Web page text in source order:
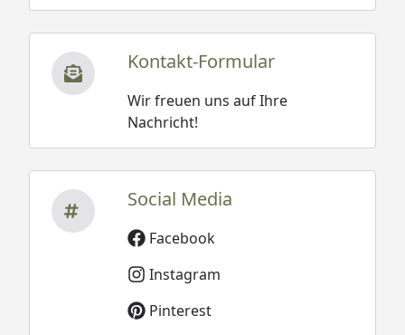
Kontakt-Formular
Wir freuen uns auf Ihre
Nachricht!
Social Media
Facebook
Instagram
Pinterest